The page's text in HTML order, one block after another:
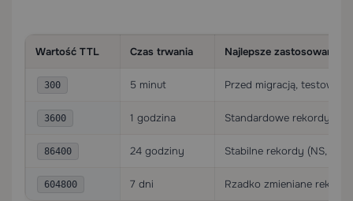
Wartość TTL Czas trwania Najlepsze zastosowanie
300 5 minut Przed migracją,
3600 1 godzina Standardowe rekordy
86400 24 godziny Stabilne rekordy (NS, MX)
604800 7 dni Rzadko zmieniane rekordy